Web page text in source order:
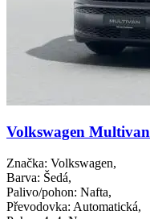
Volkswagen
Značka: Volkswagen,
Barva: Šedá,
Palivo/pohon: Nafta,
Převodovka: Automatická,